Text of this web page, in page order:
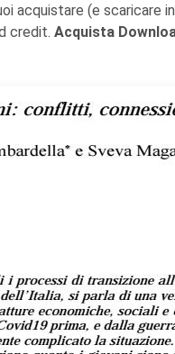
acquistare (e scaricare
credit. Acquista